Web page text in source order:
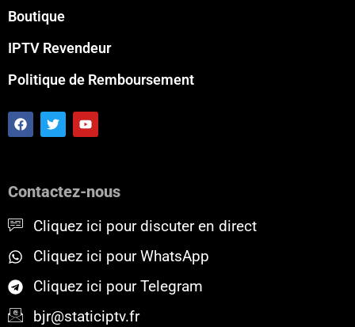
Boutique
IPTV Revendeur
Politique de Remboursement
F
a
c
o
T
w
i
r
Y
o
u
e
Contactez-nous
Cliquez ici pour discuter en direct
Cliquez ici pour WhatsApp
Cliquez ici pour Telegram
bjr@staticiptv.fr